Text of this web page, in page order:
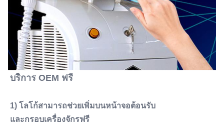
บริการ OEM ฟรี
1) โลโก้สามารถช่วยเพิ่มบนหน้าจอต้อนรับ
และกรอบเครื่องจักรฟรี